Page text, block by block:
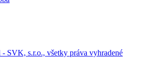
SVK, s.r.o., všetky práva vyhradené